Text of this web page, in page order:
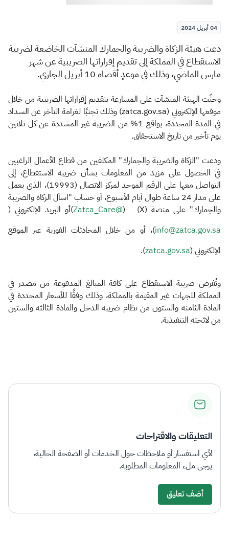
04 أبريل 2024
​​دعتهيئة الزكاة والضريبة والجمارك المنشآت الخاضعة لضريبة
الاستقطاع في المملكة إلى تقديم إقراراتها الضريبية عن شهر
مارس الماضي، وذلك في موعدٍ أقصاه 10 أبريل الجاري
.
وحثّت الهيئة المنشآت على المسارعة بتقديم إقراراتها الضريبية من خلال
موقعها الإلكتروني (zatca.gov.sa) وذلك تجنبًا لغرامة التأخر عن السداد
في المدة المحددة، بواقع 1% من الضريبة غير المسددة عن كل ثلاثين
يوم تأخير من تاريخ الاستحقاق.
ودعت "الزكاة والضريبة والجمارك" المكلفين من قطاع الأعمال الراغبين
في الحصول على مزيد من المعلومات بشأن ضريبة الاستقطاع، إلى
التواصل معها على الرقم الموحد لمركز الاتصال (19993)، الذي يعمل
على مدار 24 ساعة طوال أيام الأسبوع، أو حساب "اسأل الزكاة والضريبة
والجمارك" على منصة (X) (
@Zatca_Care
)أو البريد الإلكتروني (
info@zatca.gov.sa)، أو من خلال المحادثات الفورية عبر الموقع
الإلكتروني (zatca.gov.sa
).
وتُفرض ضريبة الاستقطاع على كافة المبالغ المدفوعة من مصدر في
المملكة للجهات غير المقيمة بالمملكة، وذلك وفقًا للأسعار المحددة في
المادة الثامنة والستون من نظام ضريبة الدخل والمادة الثالثة والستين
من لائحته التنفيذية.
التعليقات والاقتراحات
لأي استفسار أو ملاحظات حول الخدمات أو الصفحة الحالية،
يرجى ملء المعلومات المطلوبة.
أضف تعليق